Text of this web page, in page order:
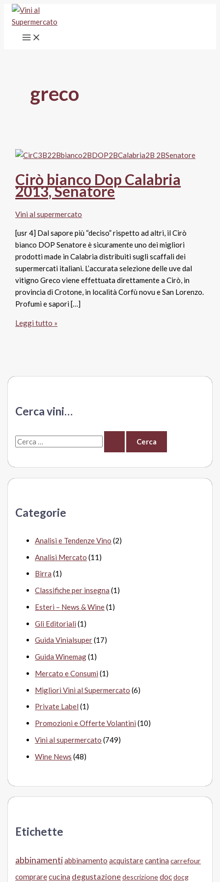
Vai
contenuto
greco
Cirò bianco Dop Calabria
2013, Senatore
Vini al supermercato
[usr 4] Dal sapore più “deciso” rispetto ad altri, il Cirò
bianco DOP Senatore è sicuramente uno dei migliori
prodotti made in Calabria distribuiti sugli scaffali dei
supermercati italiani. L’accurata selezione delle uve dal
vitigno Greco viene effettuata direttamente a Cirò, in
provincia di Crotone, in località Corfù novu e San Lorenzo.
Profumi e sapori […]
Cirò
Leggi tutto »
Cerca vini…
C
r
:Categorie
Analisi e Tendenze Vino (2)
Analisi Mercato (11)
Birra (1)
Classifiche per insegna (1)
Esteri – News & Wine(1)
Gli Editoriali (1)
Guida Vinialsuper(17)
Guida Winemag(1)
Mercato e Consumi (1)
Migliori Vini al Supermercato (6)
Private Label (1)
Promozioni e Offerte Volantini (10)
Vini al supermercato (749)
Wine News (48)
Etichette
abbinamentiabbinamento acquistarecantina carrefour
comprarecucina degustazionedescrizionedocdocg